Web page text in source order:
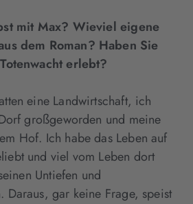
mit Max? Wieviel eigene
dem Roman? Haben Sie
erlebt?
eine Landwirtschaft, ich
großgeworden und meine
Hof. Ich habe das Leben auf
und viel vom Leben dort
Untiefen und
Daraus, gar keine Frage, speist